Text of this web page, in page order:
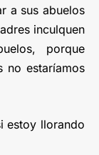
a sus abuelos
inculquen
porque
no estaríamos
estoy llorando